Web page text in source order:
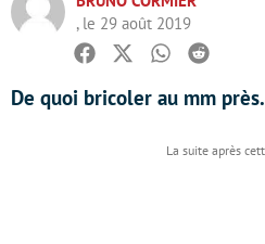
, le 29 août 2019
Facebook
TwitterWhatsapp
Reddit
De quoi bricoler au mm près.